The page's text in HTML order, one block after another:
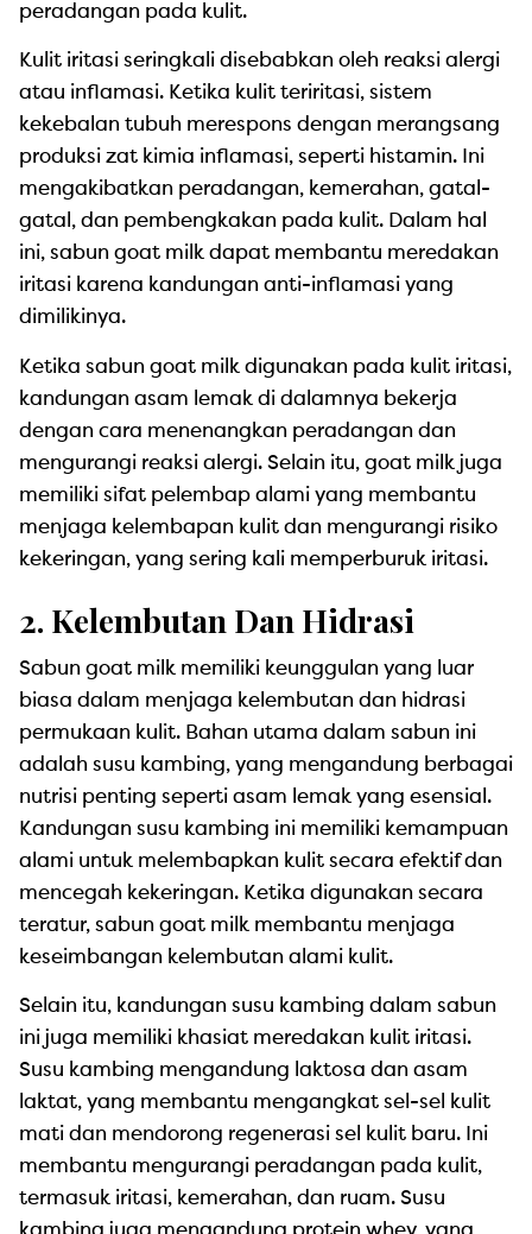
peradangan pada kulit.
Kulit iritasi seringkali disebabkan oleh reaksi alergi
atau inflamasi. Ketika kulit teriritasi, sistem
kekebalan tubuh merespons dengan merangsang
produksi zat kimia inflamasi, seperti histamin. Ini
mengakibatkan peradangan, kemerahan, gatal-
gatal, dan pembengkakan pada kulit. Dalam hal
ini, sabun goat milk dapat membantu meredakan
iritasi karena kandungan anti-inflamasi yang
dimilikinya.
Ketika sabun goat milk digunakan pada kulit iritasi,
kandungan asam lemak di dalamnya bekerja
dengan cara menenangkan peradangan dan
mengurangi reaksi alergi. Selain itu, goat milk juga
memiliki sifat pelembap alami yang membantu
menjaga kelembapan kulit dan mengurangi risiko
kekeringan, yang sering kali memperburuk iritasi.
2. Kelembutan Dan Hidrasi
Sabun goat milk memiliki keunggulan yang luar
biasa dalam menjaga kelembutan dan hidrasi
permukaan kulit. Bahan utama dalam sabun ini
adalah susu kambing, yang mengandung berbagai
nutrisi penting seperti asam lemak yang esensial.
Kandungan susu kambing ini memiliki kemampuan
alami untuk melembapkan kulit secara efektif dan
mencegah kekeringan. Ketika digunakan secara
teratur, sabun goat milk membantu menjaga
keseimbangan kelembutan alami kulit.
Selain itu, kandungan susu kambing dalam sabun
ini juga memiliki khasiat meredakan kulit iritasi.
Susu kambing mengandung laktosa dan asam
laktat, yang membantu mengangkat sel-sel kulit
mati dan mendorong regenerasi sel kulit baru. Ini
membantu mengurangi peradangan pada kulit,
termasuk iritasi, kemerahan, dan ruam. Susu